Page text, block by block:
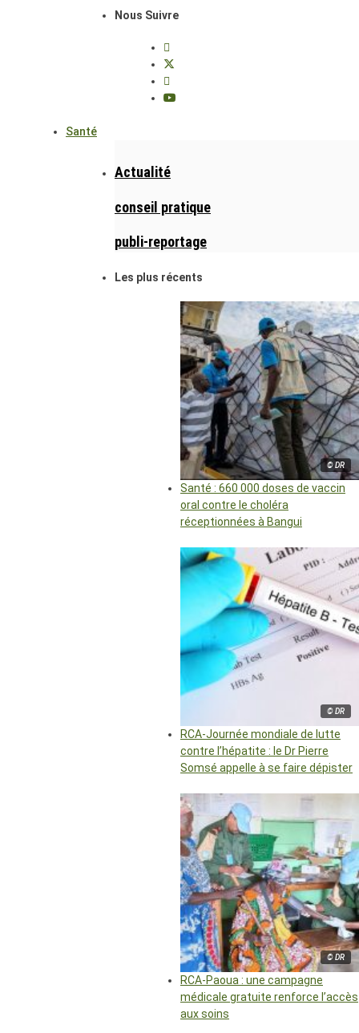
Nous Suivre
Santé
Actualité
conseil pratique
publi-reportage
Les plus récents
© DR
Santé : 660 000 doses de vaccin
oral contre le choléra
réceptionnées à Bangui
© DR
RCA-Journée mondiale de lutte
contre l’hépatite : le Dr Pierre
Somsé appelle à se faire dépister
© DR
RCA-Paoua : une campagne
médicale gratuite renforce l’accès
aux soins